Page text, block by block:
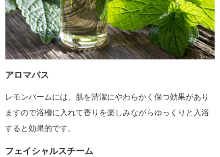
アロマバス
レモンバームには、肌を清潔にやわらかく保つ効果があり
ますので浴槽に入れて香りを楽しみながらゆっくりと入浴
すると効果的です。
フェイシャルスチーム